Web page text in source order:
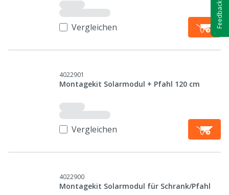
Vergleichen
4022901
Montagekit Solarmodul + Pfahl 120 cm
Vergleichen
4022900
Montagekit Solarmodul für Schrank/Pfahl
Feedback